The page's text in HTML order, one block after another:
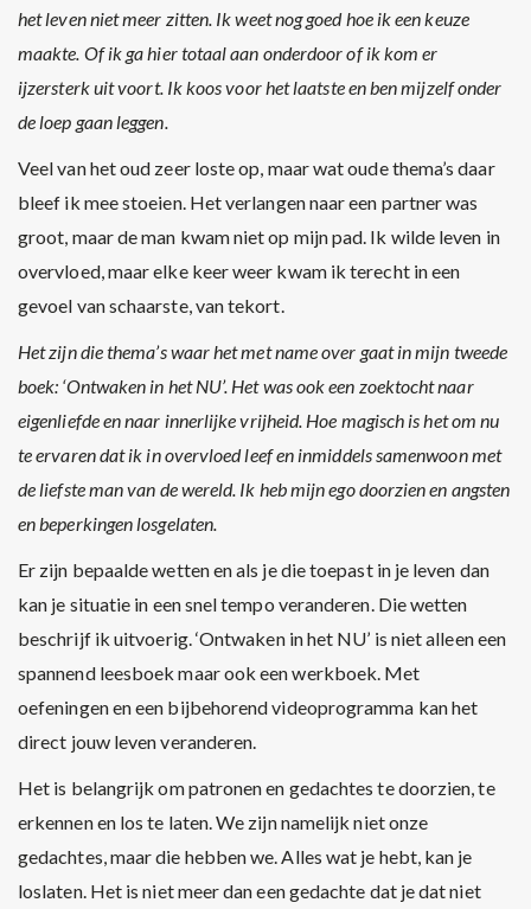
het leven niet meer zitten. Ik weet nog goed hoe ik een keuze
maakte. Of ik ga hier totaal aan onderdoor of ik kom er
ijzersterk uit voort. Ik koos voor het laatste en ben mijzelf onder
de loep gaan leggen.
Veel van het oud zeer loste op, maar wat oude thema’s daar
bleef ik mee stoeien. Het verlangen naar een partner was
groot, maar de man kwam niet op mijn pad. Ik wilde leven in
overvloed, maar elke keer weer kwam ik terecht in een
gevoel van schaarste, van tekort.
Het zijn die thema’s waar het met name over gaat in mijn tweede
boek: ‘Ontwaken in het NU’. Het was ook een zoektocht naar
eigenliefde en naar innerlijke vrijheid. Hoe magisch is het om nu
te ervaren dat ik in overvloed leef en inmiddels samenwoon met
de liefste man van de wereld. Ik heb mijn ego doorzien en angsten
en beperkingen losgelaten.
Er zijn bepaalde wetten en als je die toepast in je leven dan
kan je situatie in een snel tempo veranderen. Die wetten
beschrijf ik uitvoerig. ‘Ontwaken in het NU’ is niet alleen een
spannend leesboek maar ook een werkboek. Met
oefeningen en een bijbehorend videoprogramma kan het
direct jouw leven veranderen.
Het is belangrijk om patronen en gedachtes te doorzien, te
erkennen en los te laten. We zijn namelijk niet onze
gedachtes, maar die hebben we. Alles wat je hebt, kan je
loslaten. Het is niet meer dan een gedachte dat je dat niet